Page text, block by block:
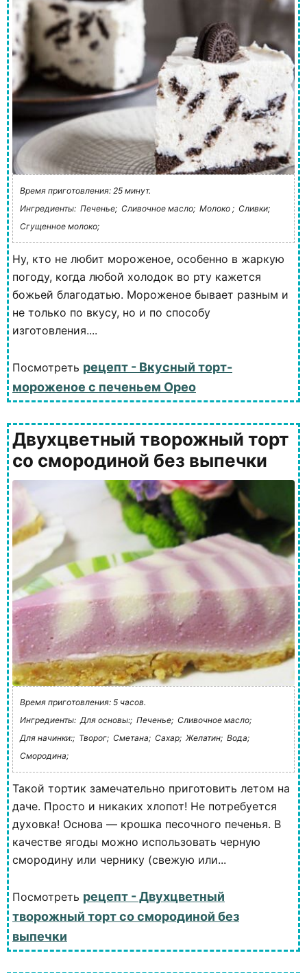
Время приготовления: 25 минут.
Ингредиенты: Печенье; Сливочное масло; Молоко ; Сливки;
Сгущенное молоко;
Ну, кто не любит мороженое, особенно в жаркую
погоду, когда любой холодок во рту кажется
божьей благодатью. Мороженое бывает разным и
не только по вкусу, но и по способу
изготовления....
Посмотреть рецепт - Вкусный торт-
мороженое с печеньем Орео
Двухцветный творожный торт
со смородиной без выпечки
Время приготовления: 5 часов.
Ингредиенты: Для основы:; Печенье; Сливочное масло;
Для начинки:; Творог; Сметана; Сахар; Желатин; Вода;
Смородина;
Такой тортик замечательно приготовить летом на
даче. Просто и никаких хлопот! Не потребуется
духовка! Основа — крошка песочного печенья. В
качестве ягоды можно использовать черную
смородину или чернику (свежую или...
Посмотреть рецепт - Двухцветный
творожный торт со смородиной без
выпечки